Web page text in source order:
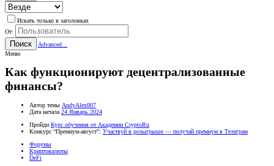
Искать только в заголовках
От:
Поиск
Advanced...
Меню
Как функционируют децентрализованные
финансы?
Автор темы AndyAlex007
Дата начала 24 Январь 2024
Пройди Курс обучения от Академии CryptoRu
Конкурс “Премиум-август”: Участвуй в розыгрыше — получай премиум в Телеграм
Форумы
Криптовалюты
DeFi